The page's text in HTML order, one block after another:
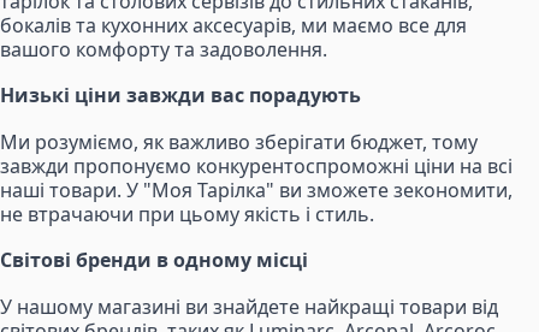
бокалів та кухонних аксесуарів, ми маємо все для
вашого комфорту та задоволення.
Низькі ціни завжди вас порадують
Ми розуміємо, як важливо зберігати бюджет, тому
завжди пропонуємо конкурентоспроможні ціни на всі
наші товари. У "Моя Тарілка" ви зможете зекономити,
не втрачаючи при цьому якість і стиль.
Світові бренди в одному місці
У нашому магазині ви знайдете найкращі товари від